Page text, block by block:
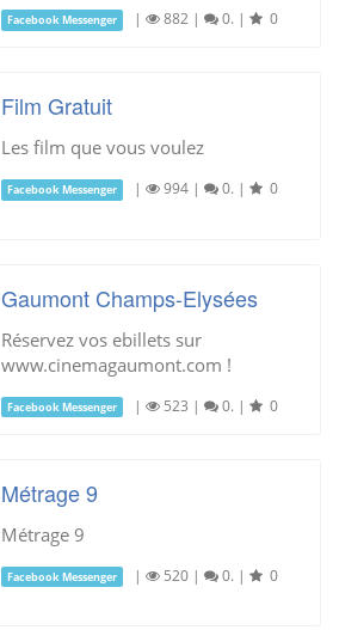
Facebook Messenger | 882 | 0. | 0
Film Gratuit
Les film que vous voulez
Facebook Messenger | 994 | 0. | 0
Gaumont Champs-Elysées
Réservez vos ebillets sur
www.cinemagaumont.com !
Facebook Messenger | 523 | 0. | 0
Métrage 9
Métrage 9
Facebook Messenger | 520 | 0. | 0